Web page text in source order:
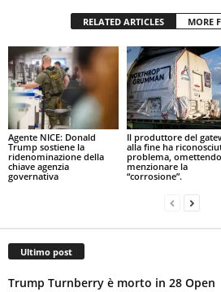
RELATED ARTICLES MORE
Agente NICE: Donald
Trump sostiene la
ridenominazione della
chiave agenzia
governativa
Il produttore del
alla fine ha
problema,
menzionare la
“corrosione”.
Ultimo post
Trump Turnberry è morto in 28 Open